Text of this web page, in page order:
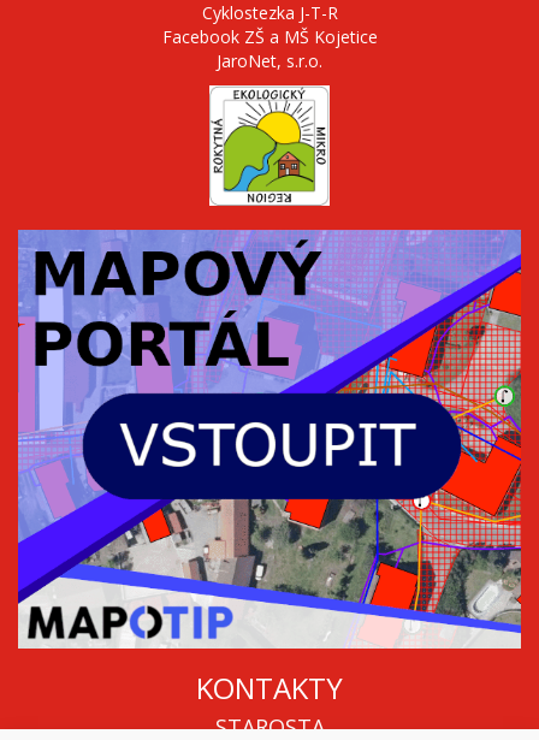
Cyklostezka J-T-R
Facebook ZŠ a MŠ Kojetice
JaroNet, s.r.o.
KONTAKTY
STAROSTA